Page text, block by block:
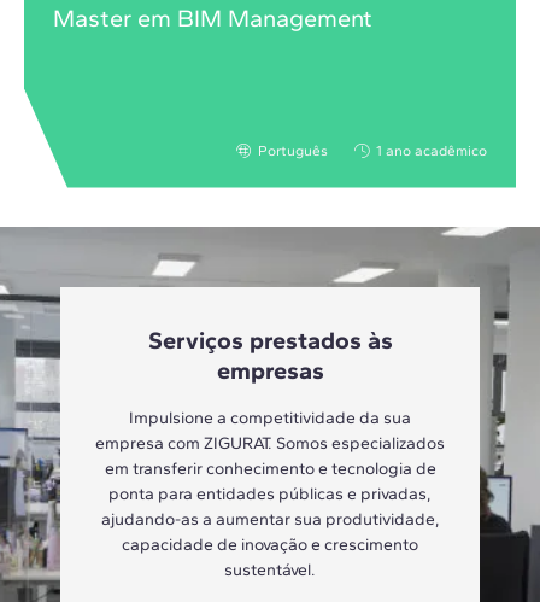
Master em BIM Management
Português 1 ano acadêmico
Serviços prestados às
empresas
Impulsione a competitividade da sua
empresa com ZIGURAT. Somos especializados
em transferir conhecimento e tecnologia de
ponta para entidades públicas e privadas,
ajudando-as a aumentar sua produtividade,
capacidade de inovação e crescimento
sustentável.